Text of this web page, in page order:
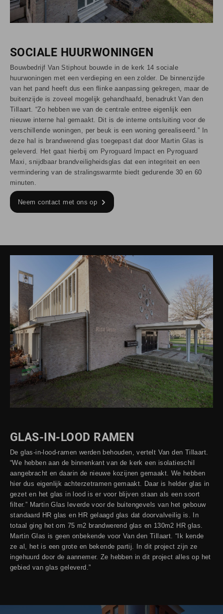
SOCIALE HUURWONINGEN
Bouwbedrijf Van Stiphout bouwde in de kerk 14 sociale
huurwoningen met een verdieping en een zolder. De binnenzijde
van het pand heeft dus een flinke aanpassing gekregen, maar de
buitenzijde is zoveel mogelijk gehandhaafd, benadrukt Van den
Tillaart. “Zo hebben we van de centrale entree eigenlijk een
nieuwe interne hal gemaakt. Dit is de interne ontsluiting voor de
verschillende woningen, per beuk is een woning gerealiseerd.” In
deze hal is brandwerend glas toegepast dat door Martin Glas is
geleverd. Het gaat hierbij om Pyroguard Impact en Pyroguard
Maxi, snijdbaar brandveiligheidsglas dat een integriteit en een
vermindering van de stralingswarmte biedt gedurende 30 en 60
minuten.
Neem contact met ons op
GLAS-IN-LOOD RAMEN
De glas-in-lood-ramen werden behouden, vertelt Van den Tillaart.
“We hebben aan de binnenkant van de kerk een isolatieschil
aangebracht en daarin de nieuwe kozijnen gemaakt. We hebben
hier dus eigenlijk achterzetramen gemaakt. Daar is helder glas in
gezet en het glas in lood is er voor blijven staan als een soort
filter.” Martin Glas leverde voor de buitengevels van het gebouw
standaard HR glas en HR gelaagd glas dat doorvalveilig is. In
totaal ging het om 75 m2 brandwerend glas en 130m2 HR glas.
Martin Glas is geen onbekende voor Van den Tillaart. “Ik kende
ze al, het is een grote en bekende partij. In dit project zijn ze
ingehuurd door de aannemer. Ze hebben in dit project alles op het
gebied van glas geleverd.”